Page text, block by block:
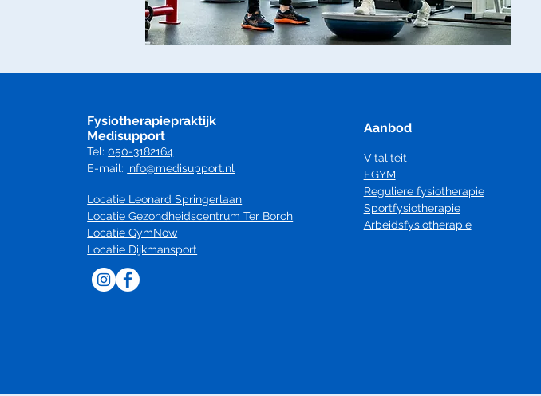
Fysiotherapiepraktijk
Medisupport
Tel:050-3182164
E-mail: info@medisupport.nl
Locatie Leonard Springerlaan
Locatie Gezondheidscentrum Ter Borch
Locatie GymNow
Locatie Dijkmansport
Aanbod
Vitaliteit
EGYM
Reguliere fysiotherapie
Sportfysiotherapie
Arbeidsfysiotherapie